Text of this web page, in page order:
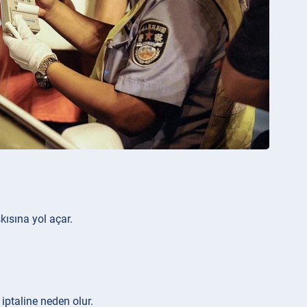
yol açar.
iptaline neden olur.